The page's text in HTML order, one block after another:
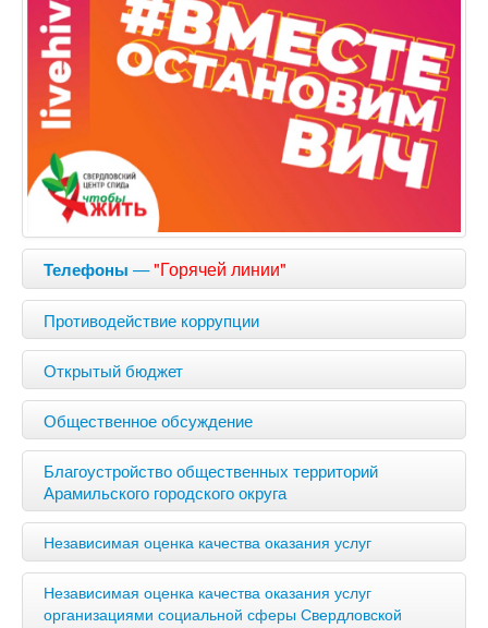
Телефоны —"Горячей линии"
Противодействие коррупции
Открытый бюджет
Общественное обсуждение
Благоустройство общественных территорий
Арамильского городского округа
Независимая оценка качества оказания услуг
Независимая оценка качества оказания услуг
организациями социальной сферы Свердловской